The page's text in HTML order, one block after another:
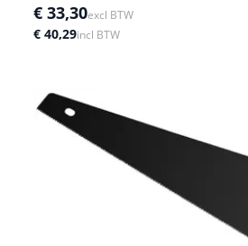
€ 33,30excl BTW
€ 40,29incl BTW